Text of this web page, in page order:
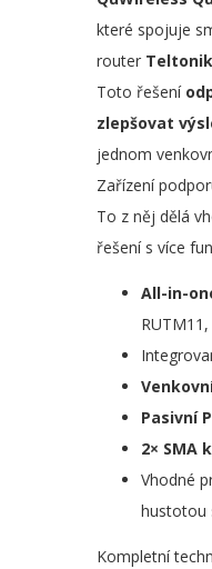
které spojuje
router
Toto řešení
zlepšovat
jednom
Zařízení
To z něj dělá
řešení s více
All-in-
Pasivní
2× SMA
Vhodné
hustotou
Kompletní